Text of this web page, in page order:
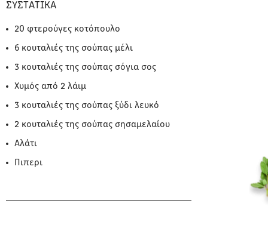
ΣΥΣΤΑΤΙΚΑ
20 φτερούγες κοτόπουλο
6 κουταλιές της σούπας μέλι
3 κουταλιές της σούπας σόγια σος
Χυμός από 2 λάιμ
3 κουταλιές της σούπας ξύδι λευκό
2 κουταλιές της σούπας σησαμελαίου
Αλάτι
Πιπερι